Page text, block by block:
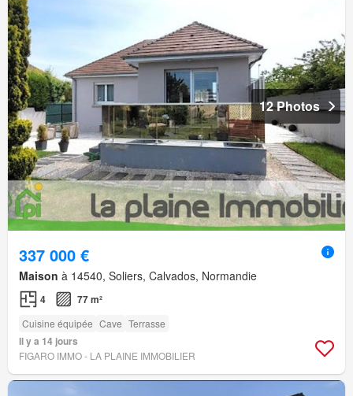
12 Photos
337 000 €
Maison à 14540, Soliers, Calvados, Normandie
4 77 m²
Cuisine équipée Cave Terrasse
Il y a 14 jours
FIGARO IMMO - LA PLAINE IMMOBILIER